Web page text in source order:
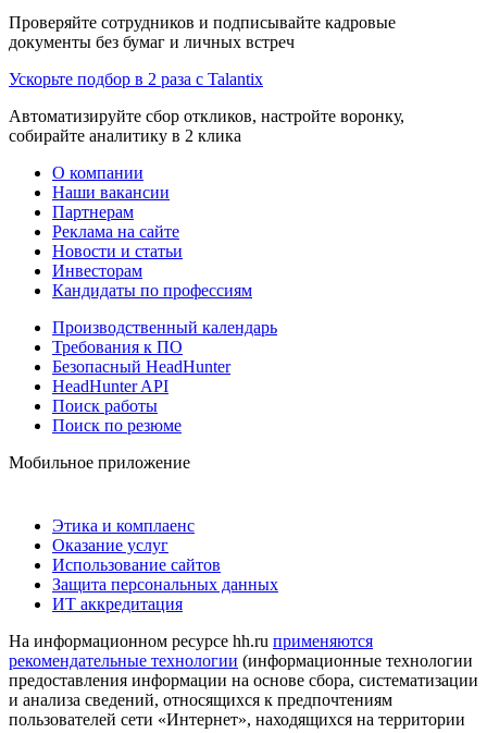
Проверяйте сотрудников и подписывайте кадровые
документы без бумаг и личных встреч
Ускорьте подбор в 2 раза с Talantix
Автоматизируйте сбор откликов, настройте воронку,
собирайте аналитику в 2 клика
О компании
Наши вакансии
Партнерам
Реклама на сайте
Новости и статьи
Инвесторам
Кандидаты по профессиям
Производственный календарь
Требования к ПО
Безопасный HeadHunter
HeadHunter API
Поиск работы
Поиск по резюме
Мобильное приложение
Этика и комплаенс
Оказание услуг
Использование сайтов
Защита персональных данных
ИТ аккредитация
На информационном ресурсе hh.ru применяются
рекомендательные технологии (информационные технологии
предоставления информации на основе сбора, систематизации
и анализа сведений, относящихся к предпочтениям
пользователей сети «Интернет», находящихся на территории